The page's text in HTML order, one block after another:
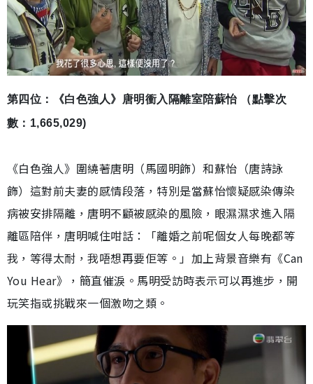
第四位：《白色強人》唐明衝入隔離室陪蘇怡 （點擊次
數：1,665,029)
《白色強人》圍繞著唐明（馬國明飾）和蘇怡（唐詩詠
飾）這對前夫妻的感情段落，特別是當蘇怡懷疑感染傳染
病被安排隔離，唐明不顧被感染的風險，眼濕濕求進入隔
離區陪伴，唐明喊住咁話：「離婚之前呢個女人每晚都等
我，等得太耐，我唔想再要佢等。」加上背景音樂有《Can
You Hear》，簡直催淚。馬明受訪時表示可以再進步，開
玩笑指或挑戰來一個激吻之類。